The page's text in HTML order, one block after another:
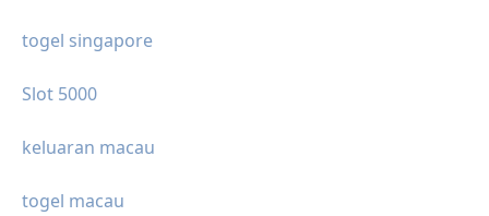
togel singapore
Slot 5000
keluaran macau
togel macau